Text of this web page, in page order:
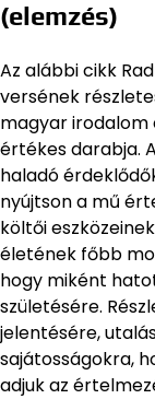
(elemzés)
Az alábbi cikk
versének
magyar irodalom
értékes darabja.
haladó
nyújtson a mű
költői
életének főbb
hogy miként
születésére.
jelentésére,
sajátosságokra,
adjuk az